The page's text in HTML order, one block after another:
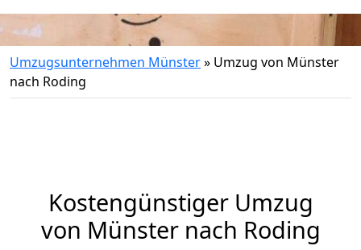
Umzugsunternehmen Münster» Umzug von Münster
nach Roding
Kostengünstiger Umzug
von Münster nach Roding